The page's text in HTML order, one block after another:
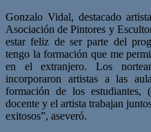
Gonzalo Vidal, destacado
Asociación de Pintores y
estar feliz de ser parte del
tengo la formación que me
en el extranjero. Los
incorporaron artistas a las
formación de los
docente y el artista trabajan
exitosos”, aseveró.